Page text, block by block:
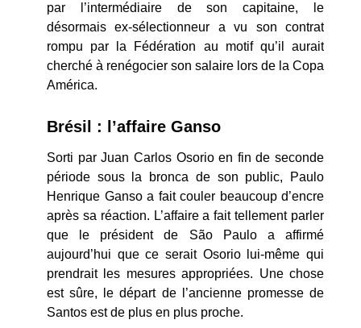
par l’intermédiaire de son capitaine, le
désormais ex-sélectionneur a vu son contrat
rompu par la Fédération au motif qu’il aurait
cherché à renégocier son salaire lors de la Copa
América.
Brésil : l’affaire Ganso
Sorti par Juan Carlos Osorio en fin de seconde
période sous la bronca de son public, Paulo
Henrique Ganso a fait couler beaucoup d’encre
après sa réaction. L’affaire a fait tellement parler
que le président de São Paulo a affirmé
aujourd’hui que ce serait Osorio lui-même qui
prendrait les mesures appropriées. Une chose
est sûre, le départ de l’ancienne promesse de
Santos est de plus en plus proche.